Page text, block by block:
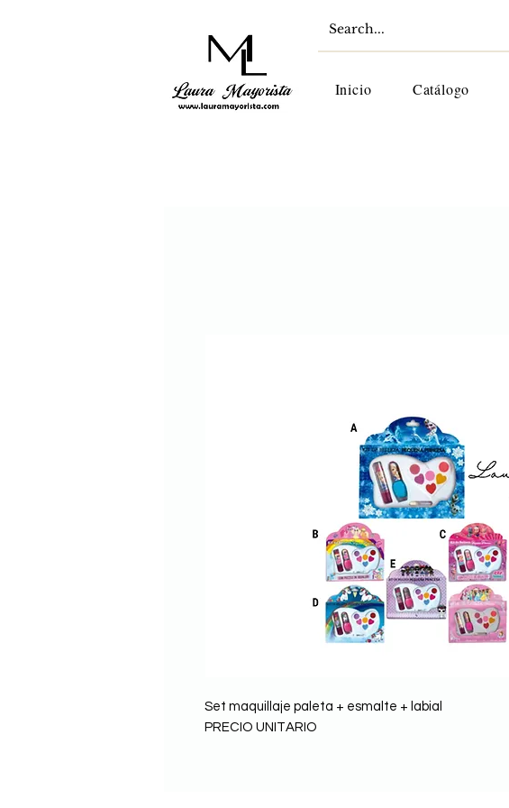
Inicio Catálogo
Set maquillaje paleta + esmalte + labial
PRECIO UNITARIO